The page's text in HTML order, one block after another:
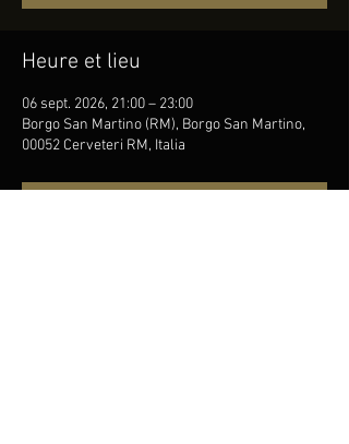
Heure et lieu
06 sept. 2026, 21:00 – 23:00
Borgo San Martino (RM), Borgo San Martino,
00052 Cerveteri RM, Italia